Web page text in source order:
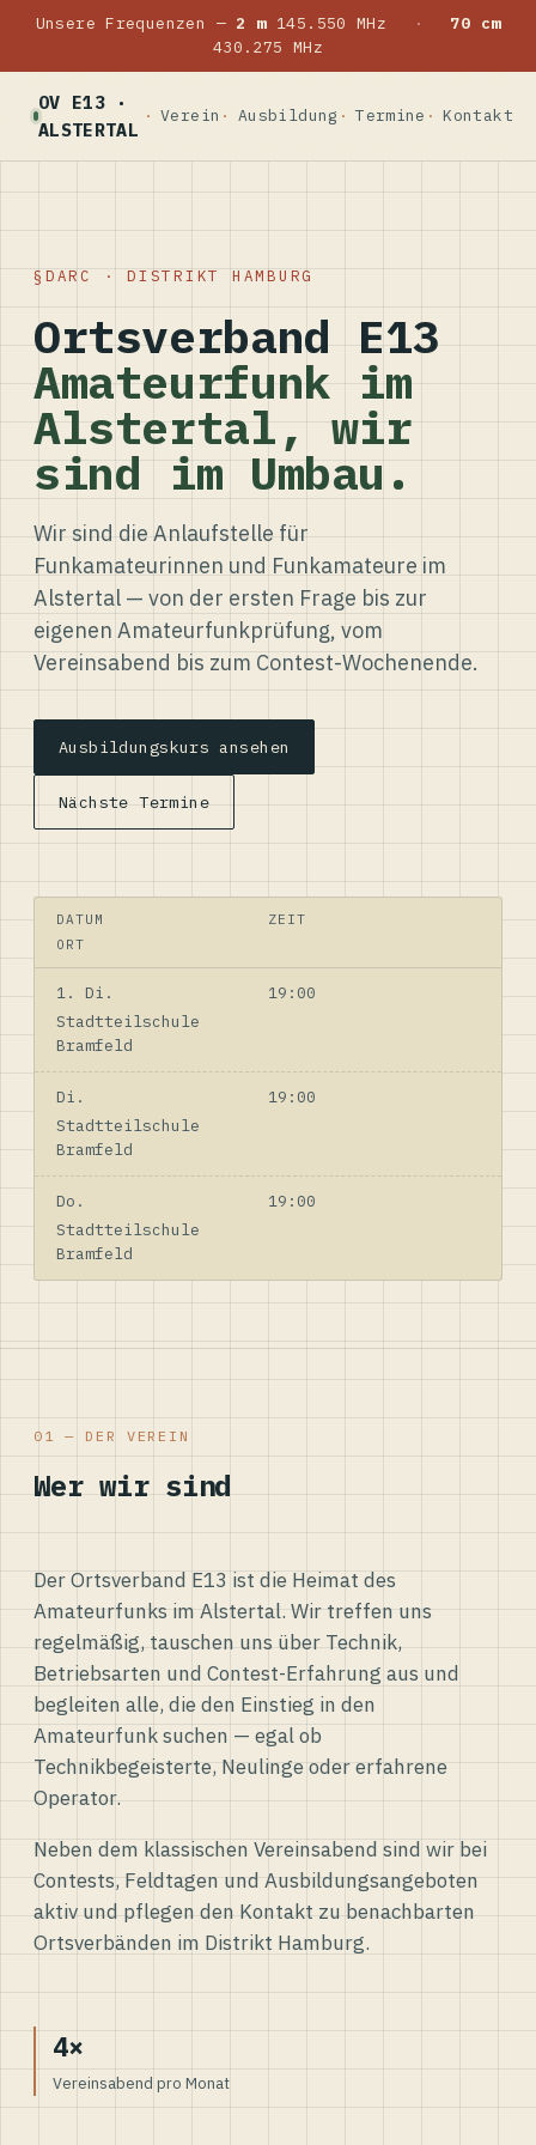
Unsere Frequenzen — 2 m145.550 MHz ·
70 cm
430.275 MHz
OV E13 ·
ALSTERTAL
Verein Ausbildung Termine Kontakt
DARC · DISTRIKT HAMBURG
Ortsverband E13
Amateurfunk im
Alstertal, wir
sind im Umbau.
Wir sind die Anlaufstelle für
Funkamateurinnen und Funkamateure im
Alstertal — von der ersten Frage bis zur
eigenen Amateurfunkprüfung, vom
Vereinsabend bis zum Contest-Wochenende.
Ausbildungskurs ansehen
Nächste Termine
DATUM
ZEIT
ORT
1. Di.
19:00
Stadtteilschule
Bramfeld
Di.
19:00
Stadtteilschule
Bramfeld
Do.
19:00
Stadtteilschule
Bramfeld
01 — DER VEREIN
Wer wir sind
Der Ortsverband E13 ist die Heimat des
Amateurfunks im Alstertal. Wir treffen uns
regelmäßig, tauschen uns über Technik,
Betriebsarten und Contest-Erfahrung aus und
begleiten alle, die den Einstieg in den
Amateurfunk suchen — egal ob
Technikbegeisterte, Neulinge oder erfahrene
Operator.
Neben dem klassischen Vereinsabend sind wir bei
Contests, Feldtagen und Ausbildungsangeboten
aktiv und pflegen den Kontakt zu benachbarten
Ortsverbänden im Distrikt Hamburg.
4×
Vereinsabend pro Monat